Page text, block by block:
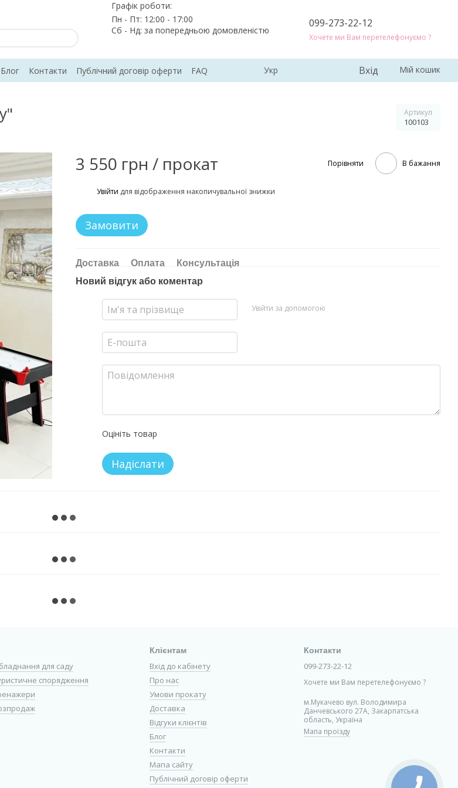
Графік роботи:
Пн - Пт: 12:00 - 17:00
Сб - Нд: за попередньою домовленістю
099-273-22-12
Хочете ми Вам перетелефонуємо ?
Блог Контакти Публічний договір оферти FAQ Укр Вхід Мій кошик
Артикул
100103
3 550 грн / прокат Порівняти В бажання
Увійти для відображення накопичувальної знижки
Замовити
Доставка Оплата
Консультація
Новий відгук або коментар
Увійти за допомогою
Оцініть товар
Надіслати
для саду
спорядження
Клієнтам
Вхід до кабінету
Про нас
Умови прокату
Доставка
Відгуки клієнтів
Блог
Контакти
Мапа сайту
Публічний договір оферти
Контакти
099-273-22-12
Хочете ми Вам перетелефонуємо ?
м.Мукачево вул. Володимира
Данчевського 27А, Закарпатська
область, Україна
Мапа проїзду